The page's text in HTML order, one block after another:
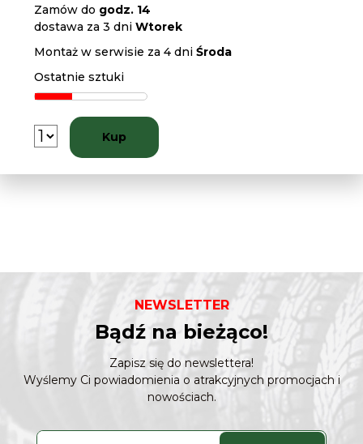
Zamów do godz. 14
dostawa za 3 dniWtorek
Montaż w serwisie za 4 dniŚroda
Ostatnie sztuki
Kup
NEWSLETTER
Bądź na bieżąco!
Zapisz się do newslettera!
Wyślemy Ci powiadomienia o atrakcyjnych promocjach i
nowościach.